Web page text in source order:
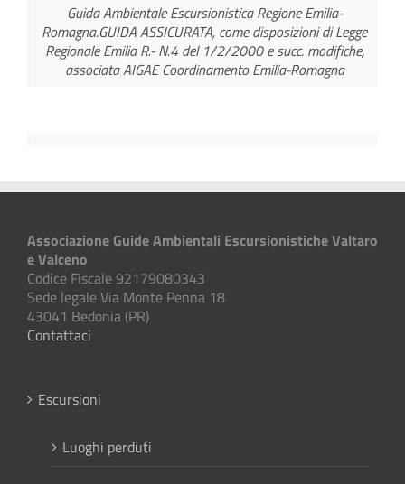
Guida Ambientale Escursionistica Regione Emilia-
Romagna.GUIDA ASSICURATA, come disposizioni di Legge
Regionale Emilia R.- N.4 del 1/2/2000 e succ. modifiche,
associata AIGAE Coordinamento Emilia-Romagna
Associazione Guide Ambientali Escursionistiche Valtaro
e Valceno
Codice Fiscale 92179080343
Sede legale Via Monte Penna 18
43041 Bedonia (PR)
Contattaci
Escursioni
Luoghi perduti